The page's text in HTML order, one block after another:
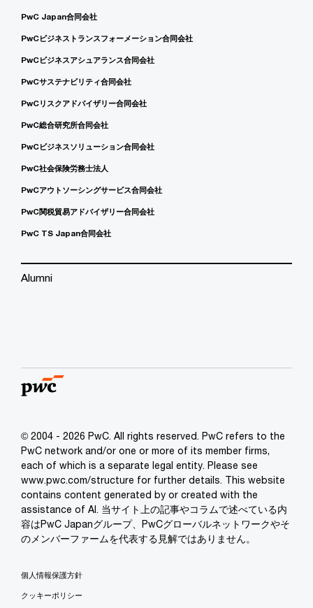
PwC Japan合同会社
PwCビジネストランスフォーメーション合同会社
PwCビジネスアシュアランス合同会社
PwCサステナビリティ合同会社
PwCリスクアドバイザリー合同会社
PwC総合研究所合同会社
PwCビジネスソリューション合同会社
PwC社会保険労務士法人
PwCアウトソーシングサービス合同会社
PwC関税貿易アドバイザリー合同会社
PwC TS Japan合同会社
Alumni
© 2004 - 2026 PwC. All rights reserved. PwC refers to the
PwC network and/or one or more of its member firms,
each of which is a separate legal entity. Please see
www.pwc.com/structure for further details. This website
contains content generated by or created with the
assistance of AI. 当サイト上の記事やコラムで述べている内
容はPwC Japanグループ、PwCグローバルネットワークやそ
のメンバーファームを代表する見解ではありません。
個人情報保護方針
クッキーポリシー